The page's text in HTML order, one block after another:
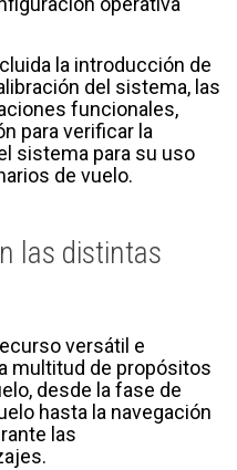
la introducción de
del sistema, las
funcionales,
para verificar la
sistema para su uso
de vuelo.
las distintas
versátil e
multitud de propósitos
desde la fase de
hasta la navegación
las